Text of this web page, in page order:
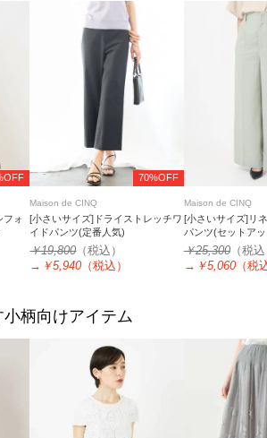
フォ
70%OFF
Maison de CINQ
[小さいサイズ]ドライストレッチワ
イドパンツ(定番人気)
￥19,800（税込）
→ ￥5,940 （税込）
Maison de CINQ
[小さいサイズ]リ
パンツ(セットア
￥25,300（税
→ ￥5,060（税
柄向けアイテム